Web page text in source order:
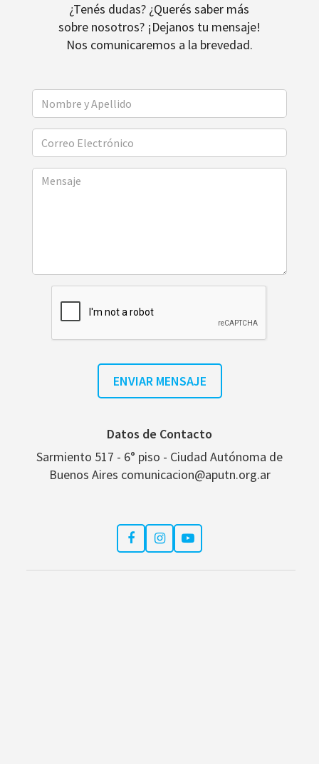
¿Tenés dudas? ¿Querés saber más
sobre nosotros? ¡Dejanos tu mensaje!
Nos comunicaremos a la brevedad.
Datos de Contacto
Sarmiento 517 - 6° piso - Ciudad Autónoma de
Buenos Aires comunicacion@aputn.org.ar